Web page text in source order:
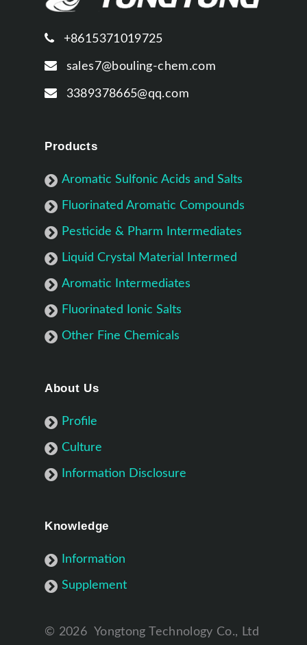
+8615371019725
sales7@bouling-chem.com
3389378665@qq.com
Products
Aromatic Sulfonic Acids and Salts
Fluorinated Aromatic Compounds
Pesticide & Pharm Intermediates
Liquid Crystal Material Intermed
Aromatic Intermediates
Fluorinated Ionic Salts
Other Fine Chemicals
About Us
Profile
Culture
Information Disclosure
Knowledge
Information
Supplement
© 2026 Yongtong Technology Co., Ltd